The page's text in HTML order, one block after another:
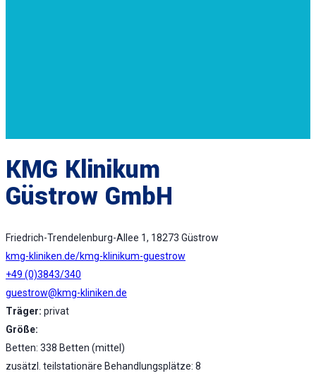
KMG Klinikum
Güstrow GmbH
Friedrich-Trendelenburg-Allee 1, 18273 Güstrow
kmg-kliniken.de/kmg-klinikum-guestrow
+49 (0)3843/340
guestrow@kmg-kliniken.de
Träger: privat
Größe:
Betten: 338 Betten (mittel)
zusätzl. teilstationäre Behandlungsplätze: 8